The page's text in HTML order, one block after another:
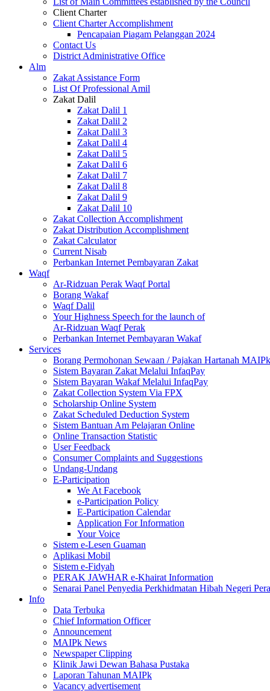
Client Charter
Client Charter Accomplishment
Pencapaian Piagam Pelanggan 2024
Contact Us
District Administrative Office
Alm
Zakat Assistance Form
List Of Professional Amil
Zakat Dalil
Zakat Dalil 1
Zakat Dalil 2
Zakat Dalil 3
Zakat Dalil 4
Zakat Dalil 5
Zakat Dalil 6
Zakat Dalil 7
Zakat Dalil 8
Zakat Dalil 9
Zakat Dalil 10
Zakat Collection Accomplishment
Zakat Distribution Accomplishment
Zakat Calculator
Current Nisab
Perbankan Internet Pembayaran Zakat
Waqf
Ar-Ridzuan Perak Waqf Portal
Borang Wakaf
Waqf Dalil
Your Highness Speech for the launch of
Ar-Ridzuan Waqf Perak
Perbankan Internet Pembayaran Wakaf
Services
Borang Permohonan Sewaan / Pajakan Hartanah MAIPk
Sistem Bayaran Zakat Melalui InfaqPay
Sistem Bayaran Wakaf Melalui InfaqPay
Zakat Collection System Via FPX
Scholarship Online System
Zakat Scheduled Deduction System
Sistem Bantuan Am Pelajaran Online
Online Transaction Statistic
User Feedback
Consumer Complaints and Suggestions
Undang-Undang
E-Participation
We At Facebook
e-Participation Policy
E-Participation Calendar
Application For Information
Your Voice
Sistem e-Lesen Guaman
Aplikasi Mobil
Sistem e-Fidyah
PERAK JAWHAR e-Khairat Information
Senarai Panel Penyedia Perkhidmatan Hibah Negeri
Info
Data Terbuka
Chief Information Officer
Announcement
MAIPk News
Newspaper Clipping
Klinik Jawi Dewan Bahasa Pustaka
Laporan Tahunan MAIPk
Vacancy advertisement